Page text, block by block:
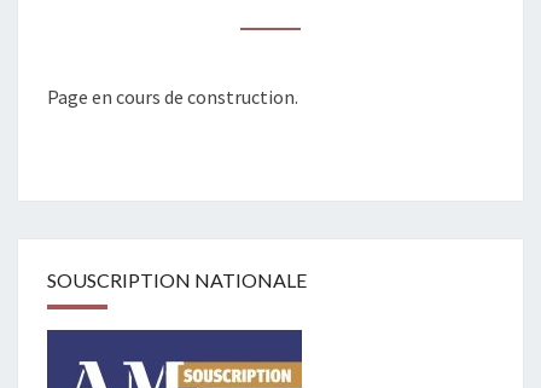
Page en cours de construction.
SOUSCRIPTION NATIONALE